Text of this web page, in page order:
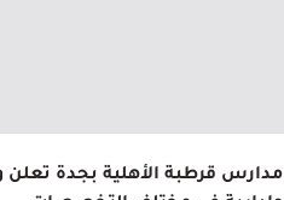
مدارس قرطبة الأهلية بجدة تعلن